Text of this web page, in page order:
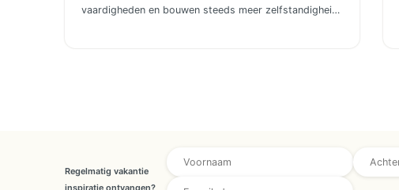
vaardigheden en bouwen steeds meer zelfstandigheid
Regelmatig vakantie